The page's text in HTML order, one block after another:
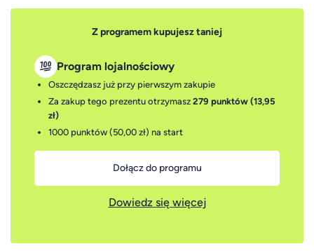
Z programem kupujesz taniej
Program lojalnościowy
Oszczędzasz już przy pierwszym zakupie
Za zakup tego prezentu otrzymasz 279 punktów (13,95
zł)
1000 punktów (50,00 zł) na start
Dołącz do programu
Dowiedz się więcej